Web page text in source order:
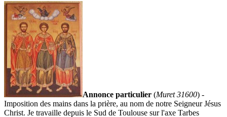
Annonce particulier (Muret 31600) -
Imposition des mains dans la prière, au nom de notre Seigneur Jésus
Christ. Je travaille depuis le Sud de Toulouse sur l'axe Tarbes